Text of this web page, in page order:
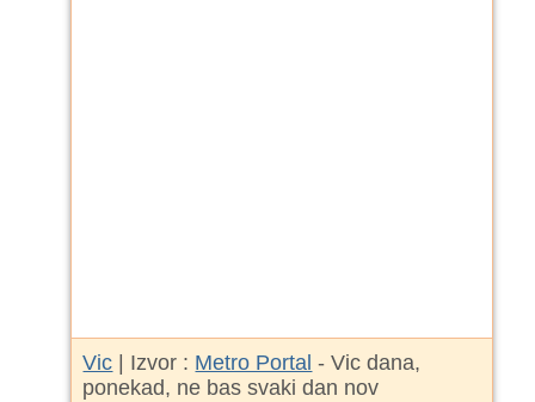
Vic | Izvor : Metro Portal - Vic dana,
ponekad, ne bas svaki dan nov